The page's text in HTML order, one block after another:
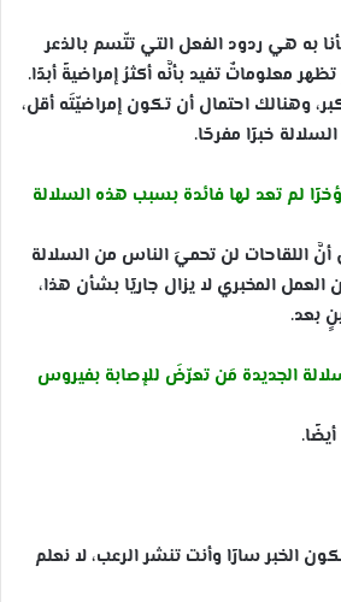
به هي ردود الفعل التي تتّسم بالذعر
تظهر معلوماتٌ تفيد بأنَّه أكثرُ إمراضيةً أبدًا.
وهنالك احتمال أن تكون إمراضيّتَه أقل،
خبرًا مفرحًا.
لم تعد لها فائدة بسبب هذه السلالة
أنَّ اللقاحات لن تحميَ الناس من السلالة
العمل المخبري لا يزال جاريًا بشأن هذا،
بعد.
الجديدة مَن تعرّضَ للإصابة بفيروس
الخبر سارًا وأنت تنشر الرعب، لا نعلم